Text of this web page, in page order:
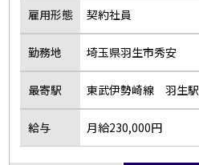
雇用形態 契約社員
勤務地 埼玉県羽生市秀安
最寄駅 東武伊勢崎線 羽生駅
給与 月給230,000円